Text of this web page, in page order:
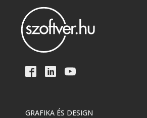
GRAFIKA ÉS DESIGN